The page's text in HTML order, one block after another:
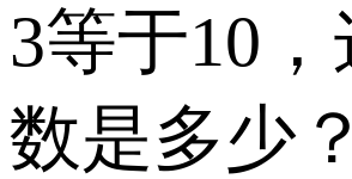
3等于10
数是多少